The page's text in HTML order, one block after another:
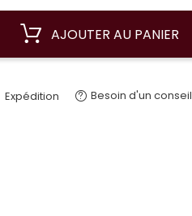
AJOUTER AU PANIER
Expédition Besoin d'un conseil